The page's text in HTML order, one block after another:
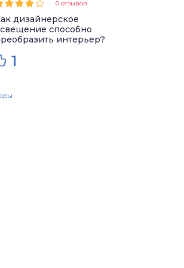
0 отзывов
дизайнерское
способно
интерьер?
1